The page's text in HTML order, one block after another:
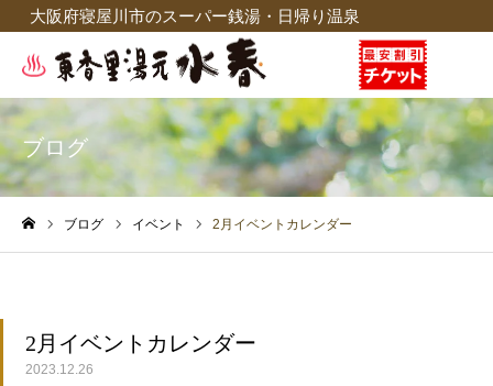
大阪府寝屋川市のスーパー銭湯・日帰り温泉
ブログ
ブログ イベント 2月イベントカレンダー
2月イベントカレンダー
2023.12.26